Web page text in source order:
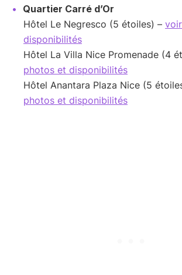
Quartier Carré d’Or
Hôtel Le Negresco (5 étoiles) –
disponibilités
Hôtel La Villa Nice Promenade (4
photos et disponibilités
Hôtel Anantara Plaza Nice (5
photos et disponibilités